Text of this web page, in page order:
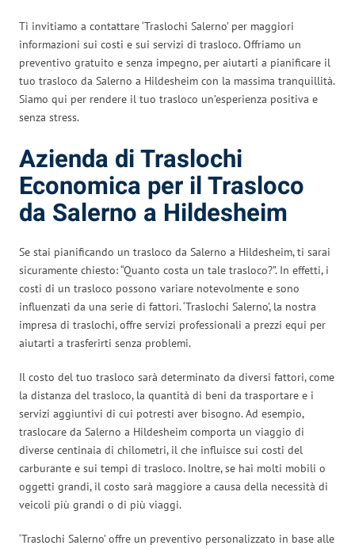
Ti invitiamo a contattare ‘Traslochi Salerno’ per maggiori
informazioni sui costi e sui servizi di trasloco. Offriamo un
preventivo gratuito e senza impegno, per aiutarti a pianificare il
tuo trasloco da Salerno a Hildesheim con la massima tranquillità.
Siamo qui per rendere il tuo trasloco un’esperienza positiva e
senza stress.
Azienda di Traslochi
Economica per il Trasloco
da Salerno a Hildesheim
Se stai pianificando un trasloco da Salerno a Hildesheim, ti sarai
sicuramente chiesto: “Quanto costa un tale trasloco?”. In effetti, i
costi di un trasloco possono variare notevolmente e sono
influenzati da una serie di fattori. ‘Traslochi Salerno’, la nostra
impresa di traslochi, offre servizi professionali a prezzi equi per
aiutarti a trasferirti senza problemi.
Il costo del tuo trasloco sarà determinato da diversi fattori, come
la distanza del trasloco, la quantità di beni da trasportare e i
servizi aggiuntivi di cui potresti aver bisogno. Ad esempio,
traslocare da Salerno a Hildesheim comporta un viaggio di
diverse centinaia di chilometri, il che influisce sui costi del
carburante e sui tempi di trasloco. Inoltre, se hai molti mobili o
oggetti grandi, il costo sarà maggiore a causa della necessità di
veicoli più grandi o di più viaggi.
‘Traslochi Salerno’ offre un preventivo personalizzato in base alle